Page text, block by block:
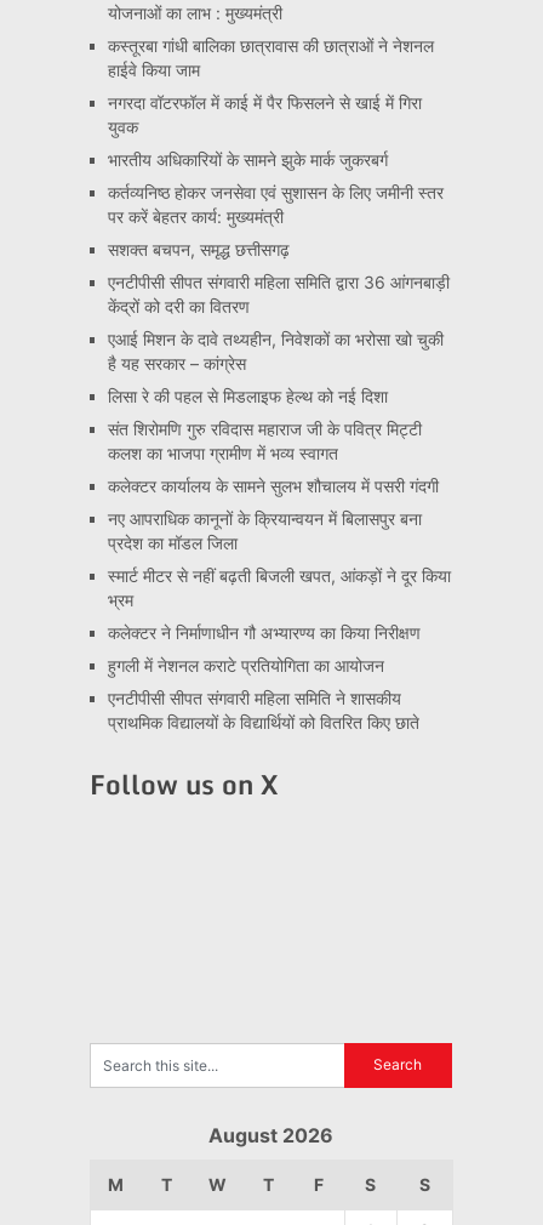
योजनाओं का लाभ : मुख्यमंत्री
कस्तूरबा गांधी बालिका छात्रावास की छात्राओं ने नेशनल
हाईवे किया जाम
नगरदा वॉटरफॉल में काई में पैर फिसलने से खाई में गिरा
युवक
भारतीय अधिकारियों के सामने झुके मार्क जुकरबर्ग
कर्तव्यनिष्ठ होकर जनसेवा एवं सुशासन के लिए जमीनी स्तर
पर करें बेहतर कार्य: मुख्यमंत्री
सशक्त बचपन, समृद्ध छत्तीसगढ़
एनटीपीसी सीपत संगवारी महिला समिति द्वारा 36 आंगनबाड़ी
केंद्रों को दरी का वितरण
एआई मिशन के दावे तथ्यहीन, निवेशकों का भरोसा खो चुकी
है यह सरकार – कांग्रेस
लिसा रे की पहल से मिडलाइफ हेल्थ को नई दिशा
संत शिरोमणि गुरु रविदास महाराज जी के पवित्र मिट्टी
कलश का भाजपा ग्रामीण में भव्य स्वागत
कलेक्टर कार्यालय के सामने सुलभ शौचालय में पसरी गंदगी
नए आपराधिक कानूनों के क्रियान्वयन में बिलासपुर बना
प्रदेश का मॉडल जिला
स्मार्ट मीटर से नहीं बढ़ती बिजली खपत, आंकड़ों ने दूर किया
भ्रम
कलेक्टर ने निर्माणाधीन गौ अभ्यारण्य का किया निरीक्षण
हुगली में नेशनल कराटे प्रतियोगिता का आयोजन
एनटीपीसी सीपत संगवारी महिला समिति ने शासकीय
प्राथमिक विद्यालयों के विद्यार्थियों को वितरित किए छाते
Follow us on X
August 2026
M T W T F S S